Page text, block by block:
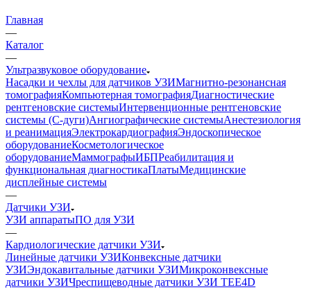
Главная
—
Каталог
—
Ультразвуковое оборудование
Насадки и чехлы для датчиков УЗИМагнитно-резонансная
томографияКомпьютерная томографияДиагностические
рентгеновские системыИнтервенционные рентгеновские
системы (С-дуги)Ангиографические системыАнестезиология
и реанимацияЭлектрокардиографияЭндоскопическое
оборудованиеКосметологическое
оборудованиеМаммографыИБПРеабилитация и
функциональная диагностикаПлатыМедицинские
дисплейные системы
—
Датчики УЗИ
УЗИ аппаратыПО для УЗИ
—
Кардиологические датчики УЗИ
Линейные датчики УЗИКонвексные датчики
УЗИЭндокавитальные датчики УЗИМикроконвексные
датчики УЗИЧреспищеводные датчики УЗИ TEE4D